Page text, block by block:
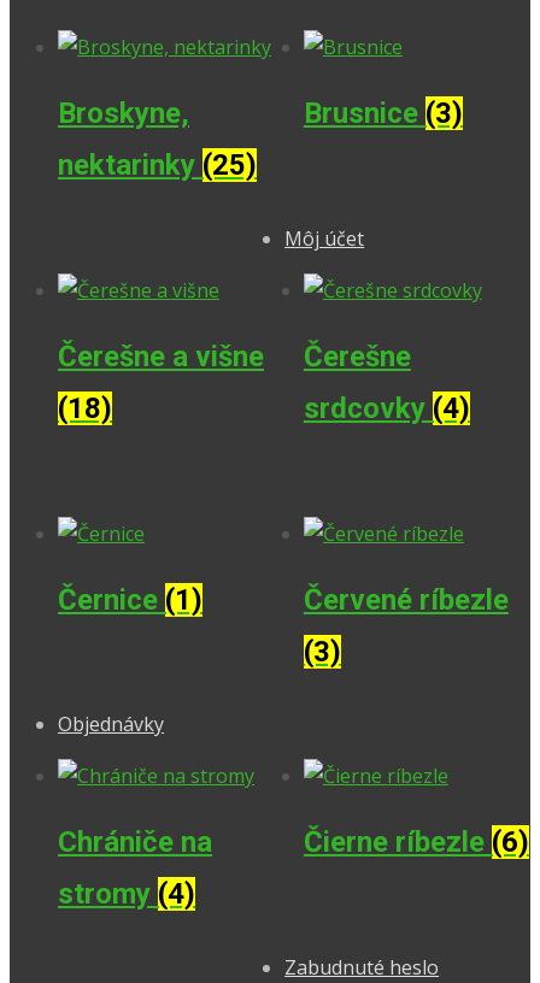
Broskyne,
nektarinky (25)
Brusnice (3)
Čerešne a višne
(18)
Čerešne
srdcovky (4)
Černice (1)
Červené ríbezle
(3)
Chrániče na
stromy (4)
Čierne ríbezle (6)
Môj účet
Objednávky
Zabudnuté heslo